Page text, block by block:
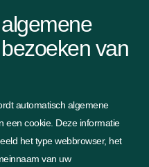
van
automatisch algemene
een cookie. Deze informatie
het type webbrowser, het
van uw